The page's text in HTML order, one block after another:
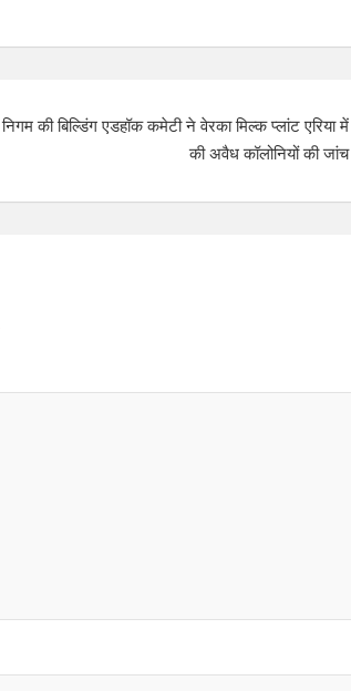
की बिल्डिंग एडहॉक कमेटी ने वेरका मिल्क प्लांट एरिया में
की अवैध कॉलोनियों की जांच